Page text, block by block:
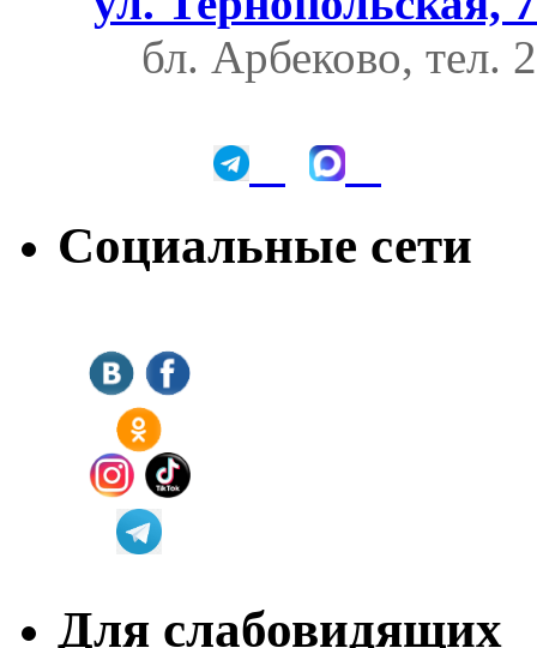
бл. Арбеково, тел.
Социальные сети
Для слабовидящих